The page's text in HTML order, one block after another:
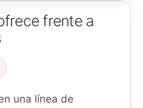
frente a
una línea de